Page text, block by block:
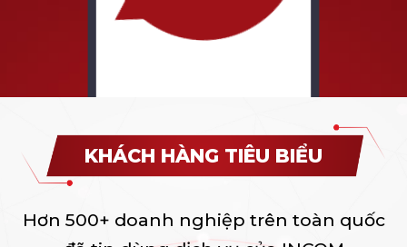
KHÁCH HÀNG TIÊU BIỂU
Hơn 500+ doanh nghiệp trên toàn quốc